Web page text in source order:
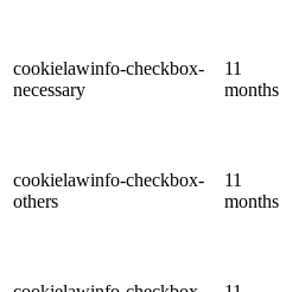
cookielawinfo-checkbox-
necessary
11
months
cookielawinfo-checkbox-
others
11
months